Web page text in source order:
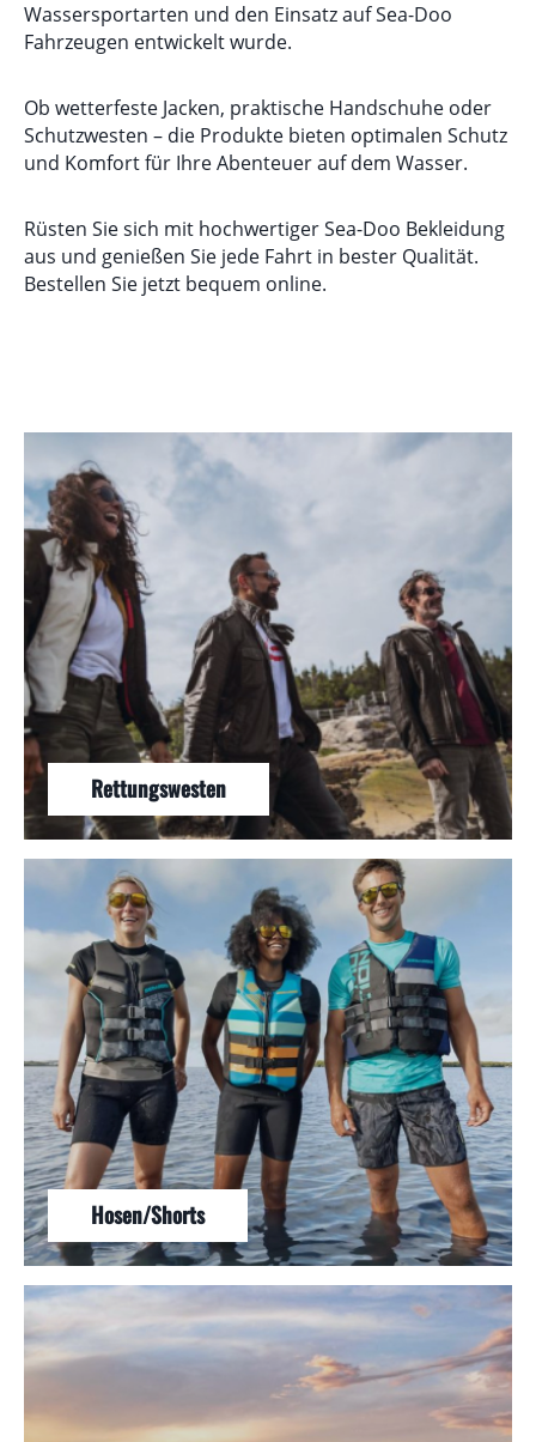
Wassersportarten und den Einsatz auf Sea-Doo
Fahrzeugen entwickelt wurde.
Ob wetterfeste Jacken, praktische Handschuhe oder
Schutzwesten – die Produkte bieten optimalen Schutz
und Komfort für Ihre Abenteuer auf dem Wasser.
Rüsten Sie sich mit hochwertiger Sea-Doo Bekleidung
aus und genießen Sie jede Fahrt in bester Qualität.
Bestellen Sie jetzt bequem online.
Kategoriegalerie überspringen
Rettungswesten
Hosen/Shorts